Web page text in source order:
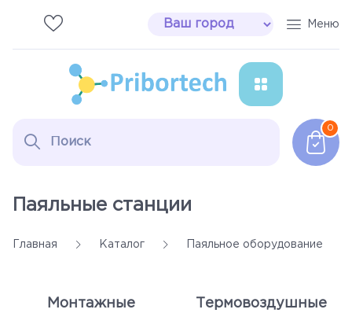
Меню
Паяльное оборудование
Сварочные аппараты
0
Паяльные станции
Главная Каталог Паяльное оборудование
Монтажные Термовоздушные